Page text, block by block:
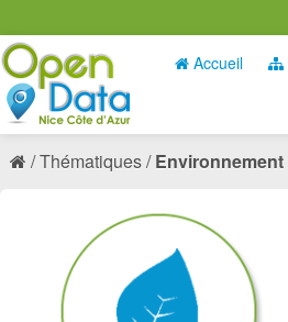
Accueil
Thématiques Environnement